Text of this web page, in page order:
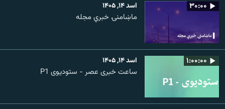
۳۰:۰۰ اسد ۱۴, ۱۴۰۵
ماښامنۍ خبري مجله
۱:۰۰:۰۰ اسد ۱۴, ۱۴۰۵
ساعت خبری عصر - ستودیوی P1